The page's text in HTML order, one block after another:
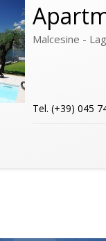
Malcesine -
Tel. (+39) 045